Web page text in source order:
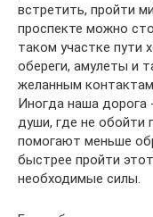
встретить, пройти
проспекте можно
таком участке пути
обереги, амулеты и
желанным
Иногда наша дорога
души, где не обойти
помогают меньше
быстрее пройти
необходимые силы.